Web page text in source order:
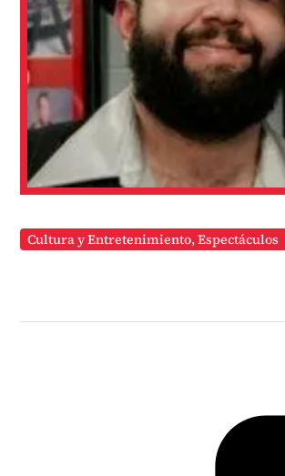
Cultura y Entretenimiento,Espectáculos